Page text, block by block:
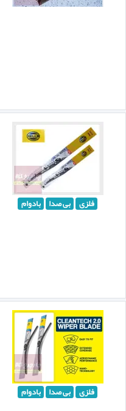
فلزی بی صدا بادوام
فلزی بی صدا بادوام